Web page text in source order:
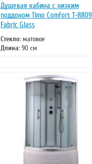
Душевая кабина с низким
поддоном Timo Comfort T-8809
Fabric Glass
Стекло: матовое
Длина: 90 см
Ширина: 90 см
Высота: 220 см
: четверть круга
: раздвижные